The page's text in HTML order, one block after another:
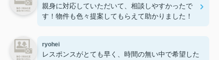
親身に対応していただいて、相談しやすかったで
す！物件も色々提案してもらえて助かりました！
ryohei
レスポンスがとても早く、時間の無い中で希望した